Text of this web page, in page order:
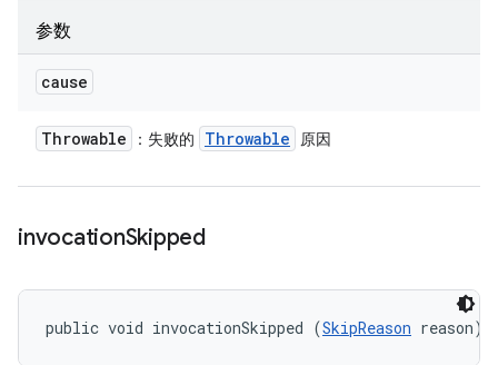
参数
cause
Throwable ：失败的 Throwable 原因
invocationSkipped
public void invocationSkipped (SkipReason reason)